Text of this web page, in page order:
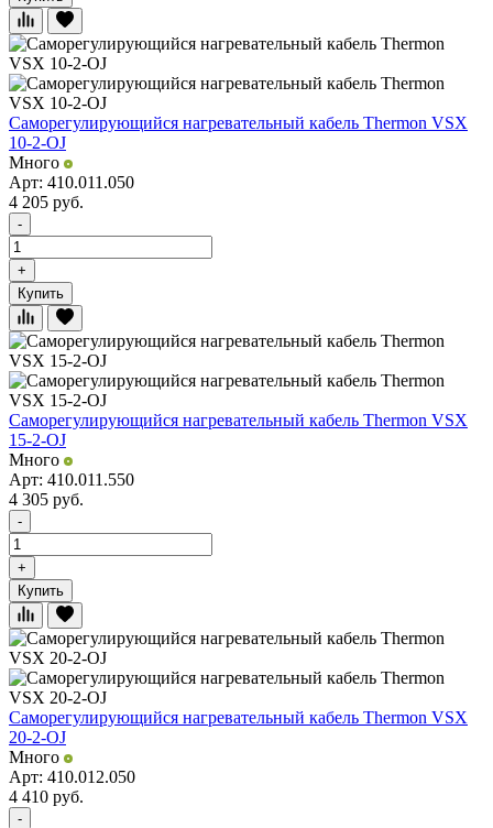
Саморегулирующийся нагревательный кабель Thermon VSX
10-2-OJ
Много
Арт: 410.011.050
4 205 руб.
-
+
Купить
Саморегулирующийся нагревательный кабель Thermon VSX
15-2-OJ
Много
Арт: 410.011.550
4 305 руб.
-
+
Купить
Саморегулирующийся нагревательный кабель Thermon VSX
20-2-OJ
Много
Арт: 410.012.050
4 410 руб.
-